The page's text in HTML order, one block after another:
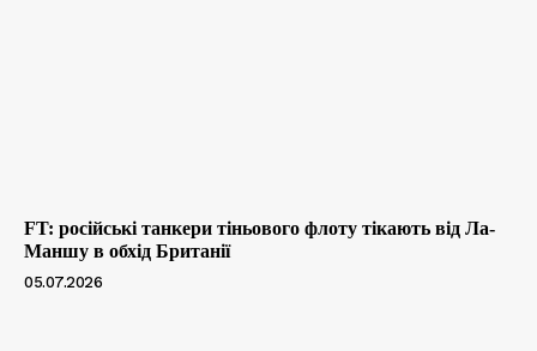
FT: російські танкери тіньового флоту тікають від Ла-
Маншу в обхід Британії
05.07.2026